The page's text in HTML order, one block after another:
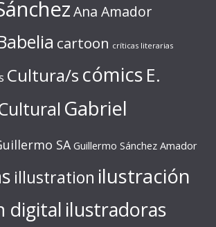
Ana Amador
cartoon críticas literarias
Cultura/s cómics E.
Gabriel
SA Guillermo Sánchez Amador
illustration ilustración
digital ilustradoras